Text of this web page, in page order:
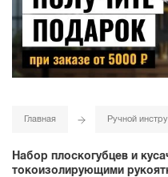
Главная Ручной
Набор плоскогубцев и
токоизолирующими